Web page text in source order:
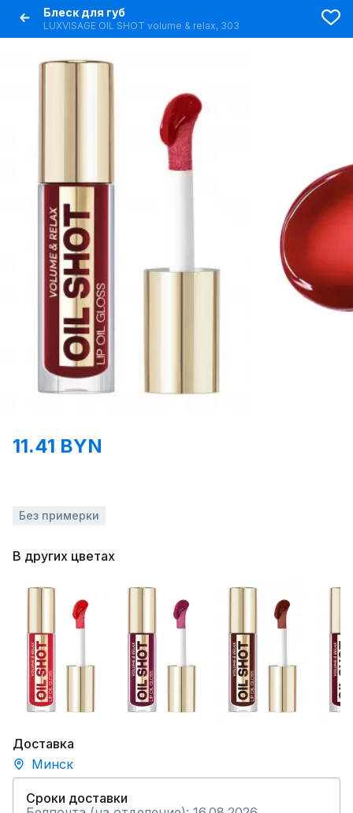
Блеск для губ
LUXVISAGE OIL SHOT volume & relax, 303
11.41 BYN
Без примерки
В других цветах
Доставка
Минск
Сроки доставки